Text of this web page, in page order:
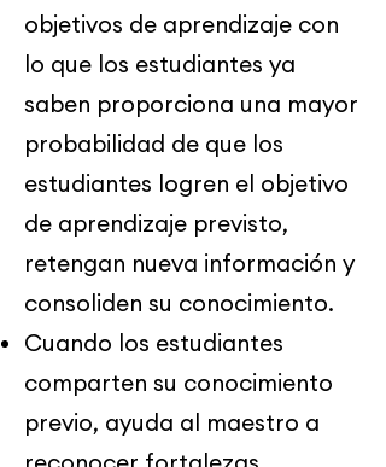
objetivos de aprendizaje con
lo que los estudiantes ya
saben proporciona una mayor
probabilidad de que los
estudiantes logren el objetivo
de aprendizaje previsto,
retengan nueva información y
consoliden su conocimiento.
Cuando los estudiantes
comparten su conocimiento
previo, ayuda al maestro a